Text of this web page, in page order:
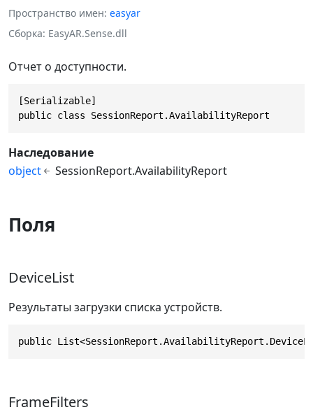
Пространство имен easyar
Сборка EasyAR.Sense.dll
Отчет о доступности.
[Serializable]
public class SessionReport.AvailabilityReport
Наследование
object
SessionReport.AvailabilityReport
Поля
DeviceList
Результаты загрузки списка устройств.
public
FrameFilters